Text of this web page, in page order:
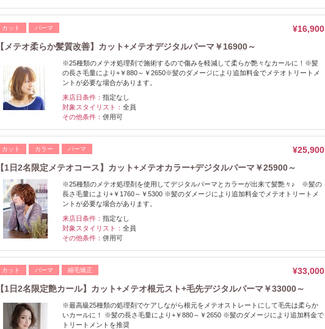
カット パーマ
¥16,900
【メテオ柔らか髪質改善】カット+メテオデジタルパーマ￥16900～
※25種類のメテオ処理剤で施術するので傷みを軽減して柔らか艶々なカールに！※髪
の長さ毛量により+￥880～￥2650※髪のダメージにより追加料金でメテオトリートメ
ントが必要な場合があります。
来店日条件： 指定なし
対象スタイリスト： 全員
その他条件： 併用可
カット カラー パーマ
¥25,900
【1日2名限定メテオコース】カット+メテオカラー+デジタルパーマ￥25900～
※25種類のメテオ処理剤を使用してデジタルパーマとカラーが出来て髪艶々♪ ※髪の
長さ毛量により+￥1760～￥5300 ※髪のダメージにより追加料金でメテオトリートメ
ントが必要な場合があります。
来店日条件： 指定なし
対象スタイリスト： 全員
その他条件： 併用可
カット パーマ 縮毛矯正
¥33,000
【1日2名限定艶カール】カット+メテオ根元スト+毛先デジタルパーマ￥33000～
※最高級25種類の処理剤でケアしながら根元をメテオストレートにして毛先は柔らか
いカールに！ ※髪の長さ毛量により+￥880～￥2650 ※髪のダメージにより追加料金で
トリートメントを推奨